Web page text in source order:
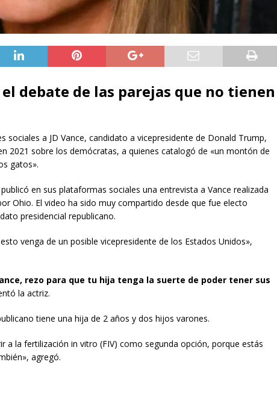
debate de las parejas que no tienen
sociales a JD Vance, candidato a vicepresidente de Donald Trump,
2021 sobre los demócratas, a quienes catalogó de «un montón de
gatos».
en sus plataformas sociales una entrevista a Vance realizada
Ohio. El video ha sido muy compartido desde que fue electo
presidencial republicano.
venga de un posible vicepresidente de los Estados Unidos»,
rezo para que tu hija tenga la suerte de poder tener sus
la actriz.
tiene una hija de 2 años y dos hijos varones.
a la fertilización in vitro (FIV) como segunda opción, porque estás
agregó.